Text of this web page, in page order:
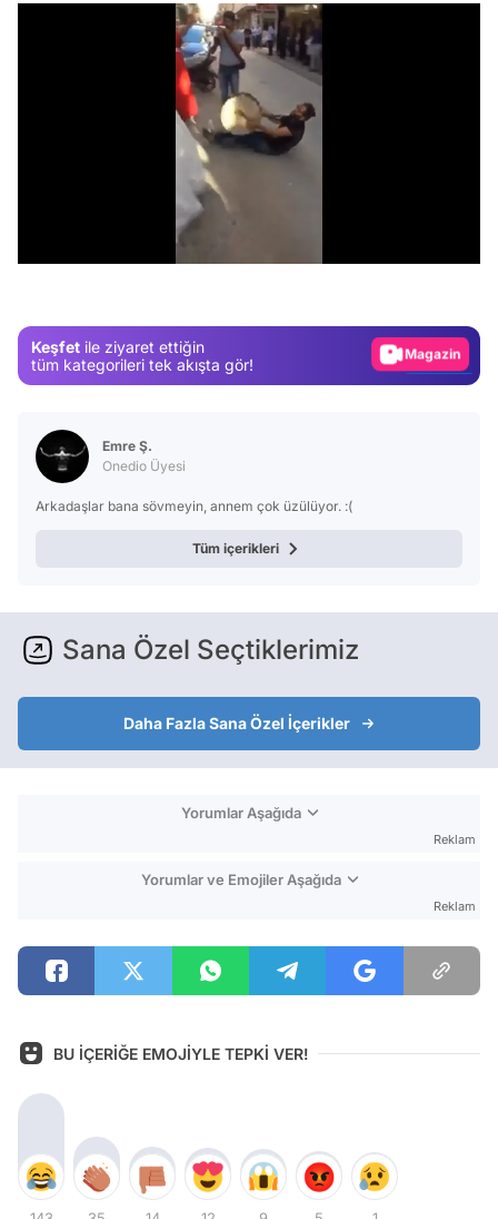
Keşfet ile ziyaret ettiğin
tüm kategorileri tek akışta gör!
Video
Emre Ş.
Onedio Üyesi
Arkadaşlar bana sövmeyin, annem çok üzülüyor. :(
Tüm içerikleri
Sana Özel Seçtiklerimiz
Daha Fazla Sana Özel İçerikler
Yorumlar Aşağıda
Reklam
Yorumlar ve Emojiler Aşağıda
Reklam
BU İÇERİĞE EMOJİYLE TEPKİ VER!